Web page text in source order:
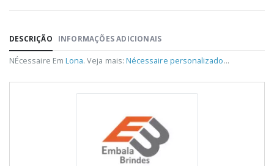
DESCRIÇÃO INFORMAÇÕES ADICIONAIS
NÉcessaire Em Lona. Veja mais: Nécessaire personalizado...